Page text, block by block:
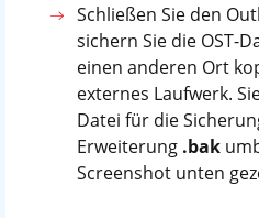
Schließen Sie den
sichern Sie die OST-
einen anderen Ort
externes Laufwerk.
Datei für die
Erweiterung .bak
Screenshot unten